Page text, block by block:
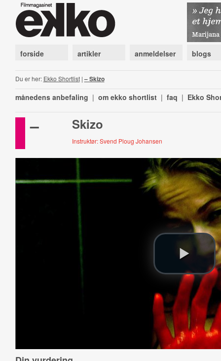
forside artikler anmeldelser blogs
Du er her: Ekko Shortlist| – Skizo
månedens anbefaling | om ekko shortlist | faq | Ekko
– Skizo
Instruktør: Svend Ploug Johansen